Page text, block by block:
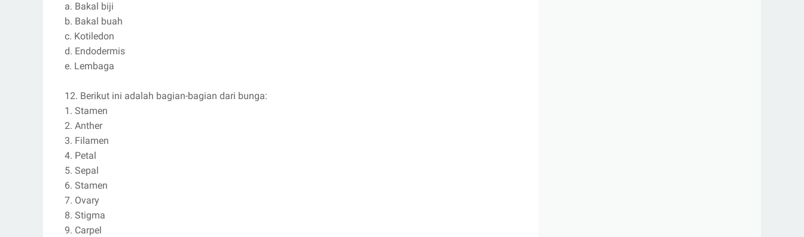
a. Bakal biji
b. Bakal buah
c. Kotiledon
d. Endodermis
e. Lembaga
12. Berikut ini adalah bagian-bagian dari bunga:
1. Stamen
2. Anther
3. Filamen
4. Petal
5. Sepal
6. Stamen
7. Ovary
8. Stigma
9. Carpel